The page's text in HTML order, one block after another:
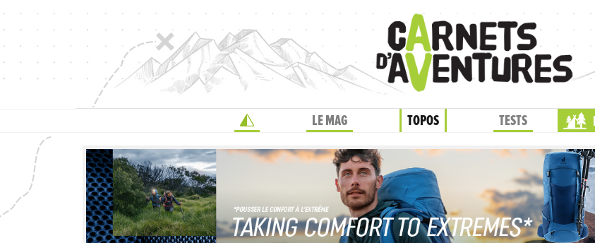
LE MAG TOPOS TESTS